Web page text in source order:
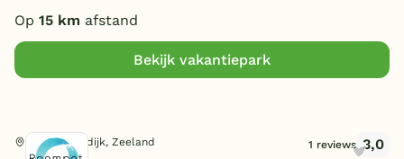
Op 15 km afstand
Bekijk vakantiepark
Wolphaartsdijk, Zeeland 1 reviews 3,0